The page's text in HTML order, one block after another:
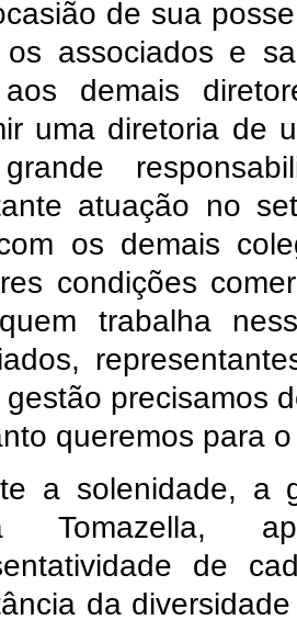
de sua
associados e
demais
uma diretoria de
atuação no
os demais
condições
trabalha
gestão precisamos
queremos para
a solenidade, a
Tomazella,
de
da